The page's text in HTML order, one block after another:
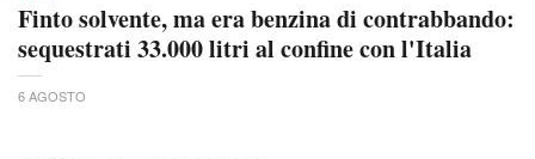
Finto solvente, ma era benzina di contrabbando:
sequestrati 33.000 litri al confine con l'Italia
6 AGOSTO